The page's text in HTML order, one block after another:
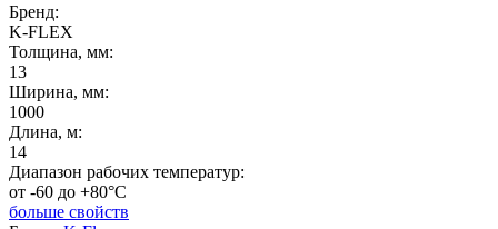
Бренд:
K-FLEX
Толщина, мм:
13
Ширина, мм:
1000
Длина, м:
14
Диапазон рабочих температур:
от -60 до +80°C
больше свойств